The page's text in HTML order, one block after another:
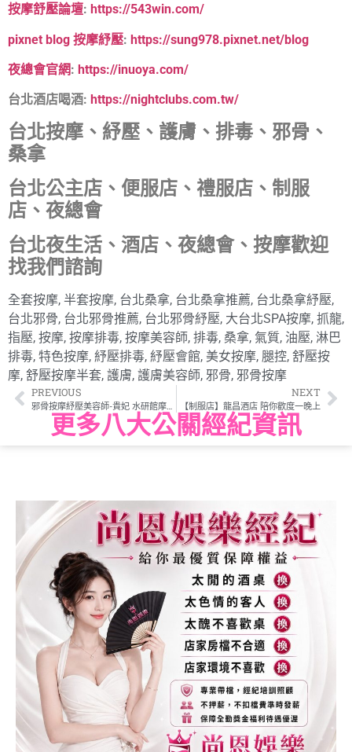
按摩舒壓論壇: https://543win.com/
pixnet blog 按摩紓壓: https://sung978.pixnet.net/blog
夜總會官網: https://inuoya.com/
台北酒店喝酒: https://nightclubs.com.tw/
台北按摩、紓壓、護膚、排毒、邪骨、
桑拿
台北公主店、便服店、禮服店、制服
店、夜總會
台北夜生活、酒店、夜總會、按摩歡迎
找我們諮詢
全套按摩, 半套按摩, 台北桑拿, 台北桑拿推薦, 台北桑拿紓壓,
台北邪骨, 台北邪骨推薦, 台北邪骨紓壓, 大台北SPA按摩, 抓龍,
指壓, 按摩, 按摩排毒, 按摩美容師, 排毒, 桑拿, 氣質, 油壓, 淋巴
排毒, 特色按摩, 紓壓排毒, 紓壓會館, 美女按摩, 腿控, 舒壓按
摩, 舒壓按摩半套, 護膚, 護膚美容師, 邪骨, 邪骨按摩
PREVIOUS NEXT
【制服店】龍昌酒店 陪你歡度一晚上
更多八大公關經紀資訊